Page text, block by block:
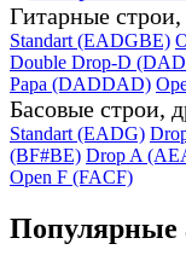
Гитарные
Standart (EADGBE)
Double Drop-D
Papa (DADDAD)
Басовые строи,
Standart (EADG)
(BF#BE) Drop A
Open F (FACF)
Популярные